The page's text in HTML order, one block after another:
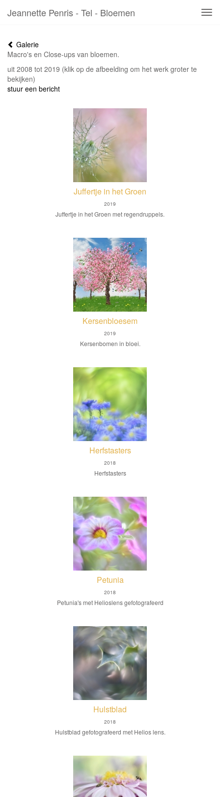
Jeannette Penris - Tel - Bloemen
Galerie
Macro's en Close-ups van bloemen.
uit 2008 tot 2019 (klik op de afbeelding om het werk groter te
bekijken)
stuur een bericht
Juffertje in het Groen
2019
Juffertje in het Groen met regendruppels.
Kersenbloesem
2019
Kersenbomen in bloei.
Herfstasters
2018
Herfstasters
Petunia
2018
Petunia's met Helioslens gefotografeerd
Hulstblad
2018
Hulstblad gefotografeerd met Helios lens.